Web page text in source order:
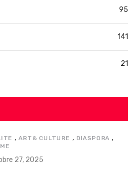
95
141
21
,ART& CULTURE , DIASPORA ,
27, 2025